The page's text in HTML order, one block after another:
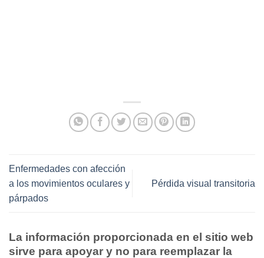
Enfermedades con afección
a los movimientos oculares y
párpados
Pérdida visual transitoria
La información proporcionada en el sitio web
sirve para apoyar y no para reemplazar la